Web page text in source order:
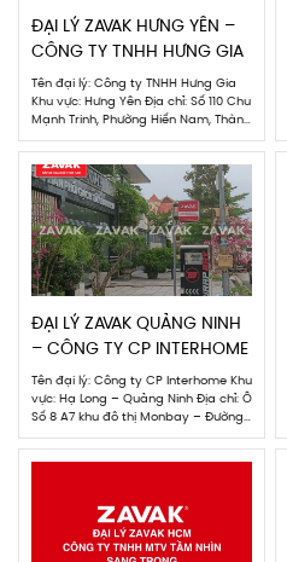
ĐẠI LÝ ZAVAK HƯNG YÊN –
CÔNG TY TNHH HƯNG GIA
Tên đại lý: Công ty TNHH Hưng Gia
Khu vực: Hưng Yên Địa chỉ: Số 110 Chu
Mạnh Trinh, Phường Hiến Nam, Thành
phố Hưng Yên, Hưng Yên. Người phụ
trách: Anh Đạm; Đỗ Thị Thúy (Nhân
viên Sale) Số điện thoại: Đạm –
0903.208.945 ; Thúy – 0904.048.656
HÌNH ẢNH ĐẠI LÝ
ĐẠI LÝ ZAVAK QUẢNG NINH
– CÔNG TY CP INTERHOME
Tên đại lý: Công ty CP Interhome Khu
vực: Hạ Long – Quảng Ninh Địa chỉ: Ô
Số 8 A7 khu đô thị Monbay – Đường
Phan Đang Lưu, Phường Hồng Hải,
Thành phố Hạ Long, Quảng Ninh Nơi
Đăng Lưu,TP Hạ […]